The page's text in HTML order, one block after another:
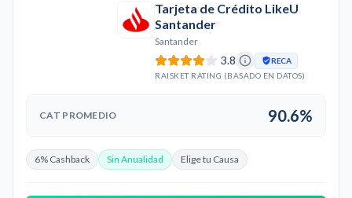
Tarjeta de Crédito LikeU
Santander
Santander
3.8
RECA
RAISKET RATING (BASADO EN DATOS)
CAT PROMEDIO 90.6%
6% Cashback Sin Anualidad Elige tu Causa